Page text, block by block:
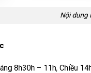
Nội dung
8h30h – 11h, Chiều